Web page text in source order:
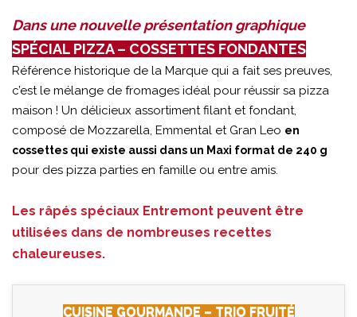
Dans une nouvelle présentation graphique
SPÉCIAL PIZZA – COSSETTES FONDANTES
Référence historique de la Marque qui a fait ses preuves,
c’est le mélange de fromages idéal pour réussir sa pizza
maison ! Un délicieux assortiment filant et fondant,
composé de Mozzarella, Emmental et Gran Leo en
cossettes qui existe aussi dans un Maxi format de 240 g
pour des pizza parties en famille ou entre amis.
Les râpés spéciaux Entremont peuvent être
utilisées dans de nombreuses recettes
chaleureuses.
CUISINE GOURMANDE – TRIO FRUITÉ